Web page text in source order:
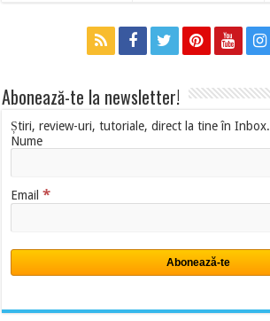
Abonează-te la newsletter!
Știri, review-uri, tutoriale, direct la tine în Inbox.
Nume
Email*